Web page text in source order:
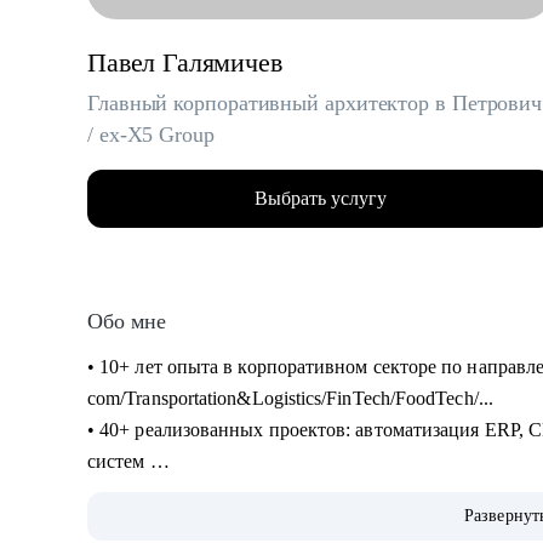
Павел Галямичев
Главный корпоративный архитектор в Петрович
/ ex-X5 Group
Выбрать услугу
Обо мне
• 10+ лет опыта в корпоративном секторе по
com/Transportation&Logistics/FinTech/FoodTech/...
• 40+ реализованных проектов: автоматизация
систем
• 400+ собеседований проведенных для того, чтобы